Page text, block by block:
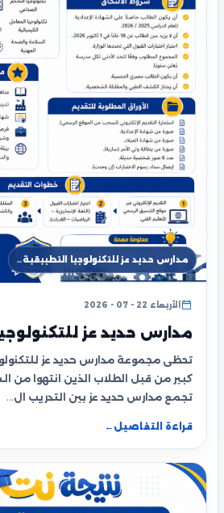
مدارس حديد عز للتكنولوجيا التطبيقية…
الأربعاء 22 - 07 - 2026
مدارس حديد عز
تحظى مجموعة مدارس حديد عز
كبير من قبل الطلاب الذين انتهوا من
تجمع مدارس حديد عز بين التدريب ال…
قراءة التفاصيل ←